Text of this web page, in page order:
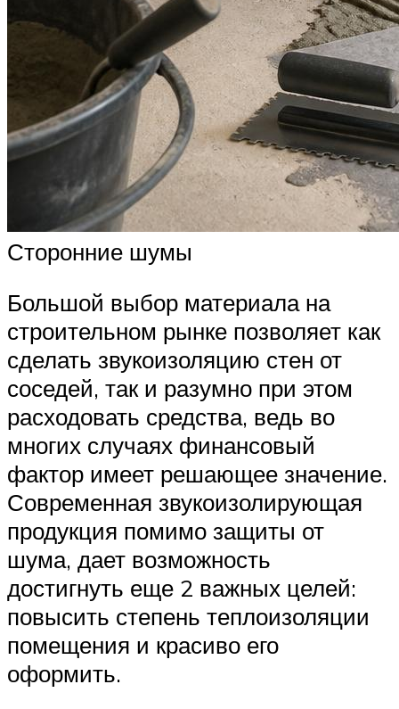
Сторонние шумы
Большой выбор материала на
строительном рынке позволяет как
сделать звукоизоляцию стен от
соседей, так и разумно при этом
расходовать средства, ведь во
многих случаях финансовый
фактор имеет решающее значение.
Современная звукоизолирующая
продукция помимо защиты от
шума, дает возможность
достигнуть еще 2 важных целей:
повысить степень теплоизоляции
помещения и красиво его
оформить.